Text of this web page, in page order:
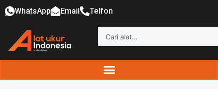
WhatsApp Email Telfon